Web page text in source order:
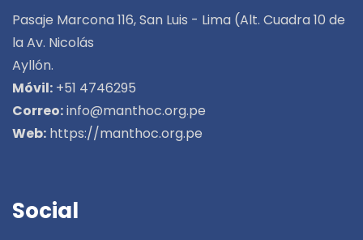
Pasaje Marcona 116, San Luis - Lima (Alt. Cuadra 10 de
la Av. Nicolás
Ayllón.
Móvil: +51 4746295
Correo:info@manthoc.org.pe
Web: https://manthoc.org.pe
Social